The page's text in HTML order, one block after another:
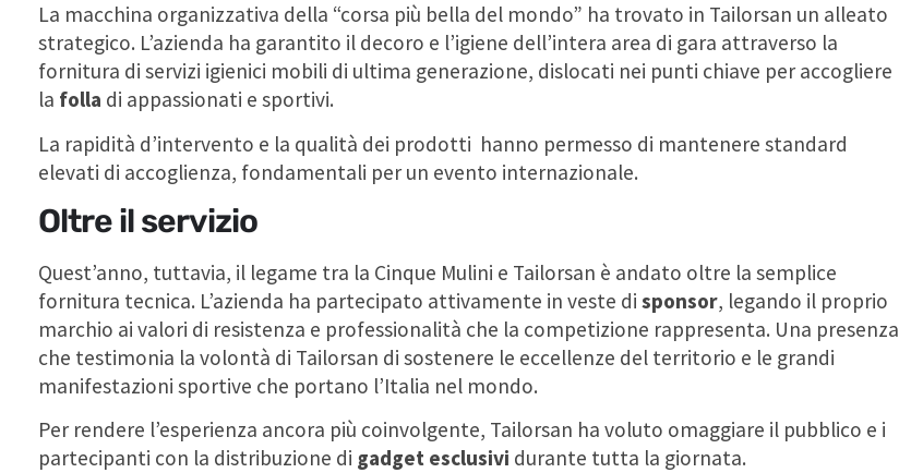
La macchina organizzativa della “corsa più bella del mondo” ha trovato in Tailorsan un alleato
strategico. L’azienda ha garantito il decoro e l’igiene dell’intera area di gara attraverso la
fornitura di servizi igienici mobili di ultima generazione, dislocati nei punti chiave per accogliere
la folla di appassionati e sportivi.
La rapidità d’intervento e la qualità dei prodotti hanno permesso di mantenere standard
elevati di accoglienza, fondamentali per un evento internazionale.
Oltre il servizio
Quest’anno, tuttavia, il legame tra la Cinque Mulini e Tailorsan è andato oltre la semplice
fornitura tecnica. L’azienda ha partecipato attivamente in veste disponsor, legando il proprio
marchio ai valori di resistenza e professionalità che la competizione rappresenta. Una presenza
che testimonia la volontà di Tailorsan di sostenere le eccellenze del territorio e le grandi
manifestazioni sportive che portano l’Italia nel mondo.
Per rendere l’esperienza ancora più coinvolgente, Tailorsan ha voluto omaggiare il pubblico e i
partecipanti con la distribuzione di gadget esclusivi durante tutta la giornata.